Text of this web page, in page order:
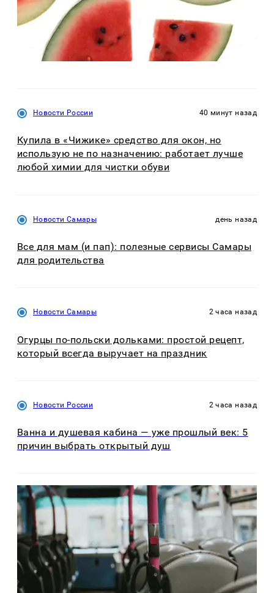
Новости России 40 минут назад
Купила в «Чижике» средство для окон, но
использую не по назначению: работает лучше
любой химии для чистки обуви
Новости Самары день назад
Все для мам (и пап): полезные сервисы Самары
для родительства
Новости Самары 2 часа назад
Огурцы по‑польски дольками: простой рецепт,
который всегда выручает на праздник
Новости России 2 часа назад
Ванна и душевая кабина — уже прошлый век: 5
причин выбрать открытый душ